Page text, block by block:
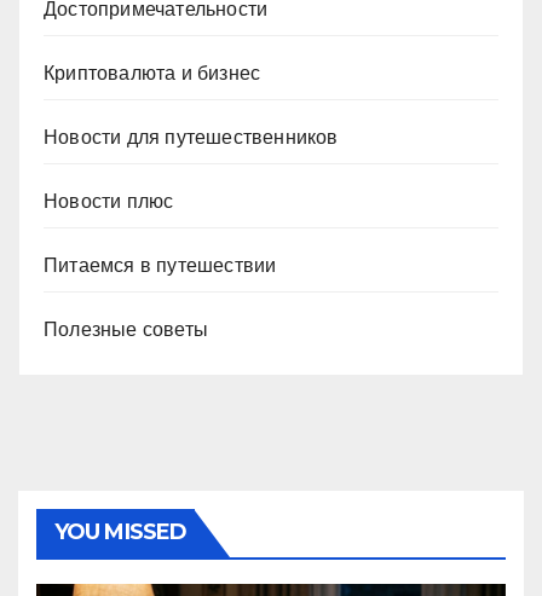
Достопримечательности
Криптовалюта и бизнес
Новости для путешественников
Новости плюс
Питаемся в путешествии
Полезные советы
YOU MISSED